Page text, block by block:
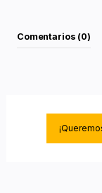
Comentarios (0)